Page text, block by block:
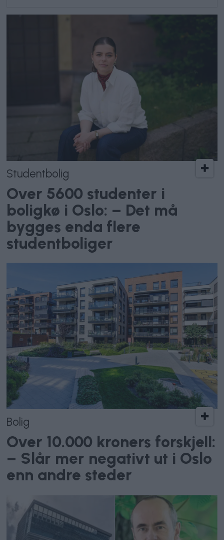
Studentbolig
Over 5600 studenter i
boligkø i Oslo: – Det må
bygges enda flere
studentboliger
Bolig
Over 10.000 kroners forskjell:
– Slår mer negativt ut i Oslo
enn andre steder